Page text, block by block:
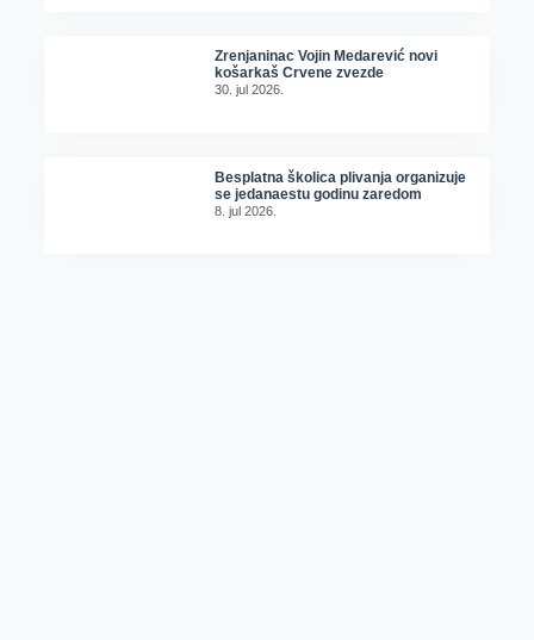
Zrenjaninac Vojin Medarević novi
košarkaš Crvene zvezde
30. jul 2026.
Besplatna školica plivanja organizuje
se jedanaestu godinu zaredom
8. jul 2026.